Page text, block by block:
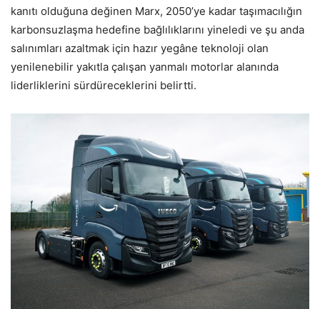
kanıtı olduğuna değinen Marx, 2050’ye kadar taşımacılığın
karbonsuzlaşma hedefine bağlılıklarını yineledi ve şu anda
salınımları azaltmak için hazır yegâne teknoloji olan
yenilenebilir yakıtla çalışan yanmalı motorlar alanında
liderliklerini sürdüreceklerini belirtti.